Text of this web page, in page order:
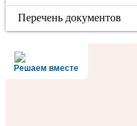
Перечень документов
Решаем вместе